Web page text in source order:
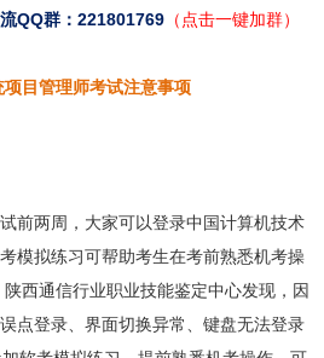
QQ群：221801769（点击一键加群）
目管理师考试注意事项
两周，大家可以登录中国计算机技术
模拟练习可帮助考生在考前熟悉机考操
西通信行业职业技能鉴定中心发现，因
点登录、界面切换异常、键盘无法登录